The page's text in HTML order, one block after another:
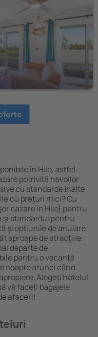
în Hilo, astfel
potrivită nevoilor
cu standarde ȋnalte
cu preţuri mici? Cu
cazare în Hilo} pentru
standardul pentru
și opțiunile de anulare.
aproape de atracţiile
departe de
pentru o vacanță
noapte atunci când
Alegeți hotelul
vă faceți bagajele
afaceri!